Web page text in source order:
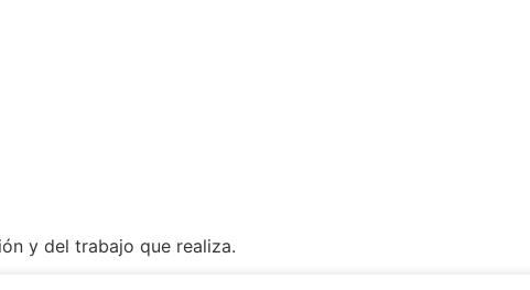
y del trabajo que realiza.